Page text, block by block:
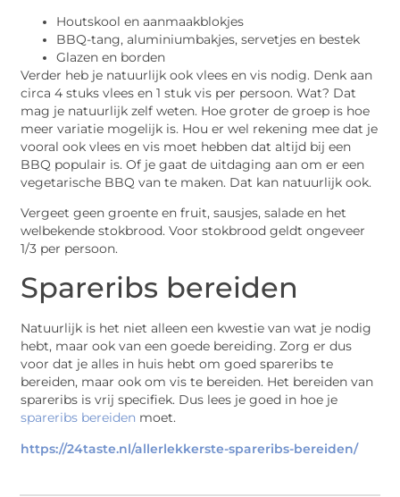
Houtskool en aanmaakblokjes
BBQ-tang, aluminiumbakjes, servetjes en bestek
Glazen en borden
Verder heb je natuurlijk ook vlees en vis nodig. Denk aan
circa 4 stuks vlees en 1 stuk vis per persoon. Wat? Dat
mag je natuurlijk zelf weten. Hoe groter de groep is hoe
meer variatie mogelijk is. Hou er wel rekening mee dat je
vooral ook vlees en vis moet hebben dat altijd bij een
BBQ populair is. Of je gaat de uitdaging aan om er een
vegetarische BBQ van te maken. Dat kan natuurlijk ook.
Vergeet geen groente en fruit, sausjes, salade en het
welbekende stokbrood. Voor stokbrood geldt ongeveer
1/3 per persoon.
Spareribs bereiden
Natuurlijk is het niet alleen een kwestie van wat je nodig
hebt, maar ook van een goede bereiding. Zorg er dus
voor dat je alles in huis hebt om goed spareribs te
bereiden, maar ook om vis te bereiden. Het bereiden van
spareribs is vrij specifiek. Dus lees je goed in hoe je
spareribs bereiden moet.
https://24taste.nl/allerlekkerste-spareribs-bereiden/